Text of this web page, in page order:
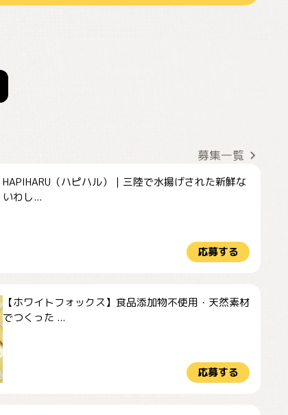
募集一覧
HAPIHARU（ハピハル）｜三陸で水揚げされた新鮮な
いわし...
応募する
【ホワイトフォックス】食品添加物不使用・天然素材
でつくった ...
応募する